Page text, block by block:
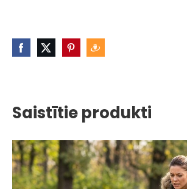
Saistītie produkti